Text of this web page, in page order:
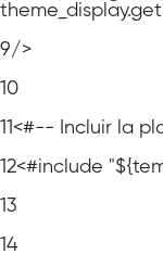
9/>
10
11<#-- Incluir la
12<#include
13
14